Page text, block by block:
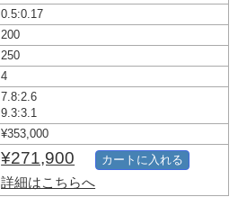
0.5:0.17
200
250
4
7.8:2.6
9.3:3.1
¥353,000
¥271,900
詳細はこちらへ
カートに入れる